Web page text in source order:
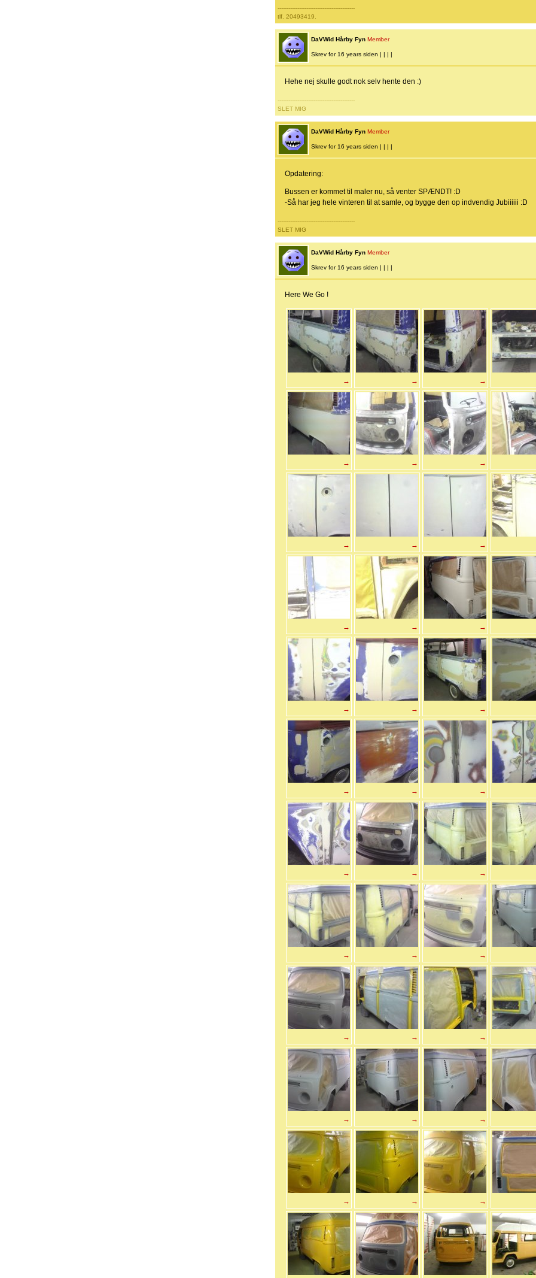
-------------------------------------------
tlf. 20493419.
DaVWid Hårby Fyn Member
Skrev for 16 years siden | | | |
Hehe nej skulle godt nok selv hente den :)
-------------------------------------------
SLET MIG
DaVWid Hårby Fyn Member
Skrev for 16 years siden | | | |
Opdatering:
Bussen er kommet til maler nu, så venter SPÆNDT! :D
-Så har jeg hele vinteren til at samle, og bygge den op indvendig Jubiiiiii :D
-------------------------------------------
SLET MIG
DaVWid Hårby Fyn Member
Skrev for 16 years siden | | | |
Here We Go !
→ → →
→ → →
→ → →
→ → →
→ → →
→ → →
→ → →
→ → →
→ → →
→ → →
→ → →